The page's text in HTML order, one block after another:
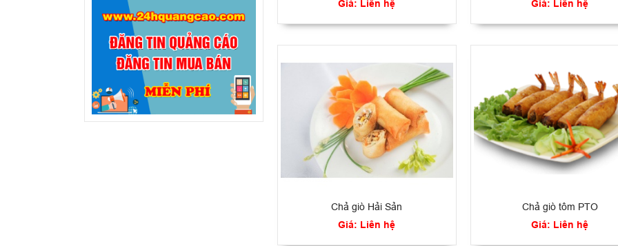
Giá: Liên hệ
Giá: Liên hệ
Chả giò Hải Sản
Giá: Liên hệ
Chả giò tôm PTO
Giá: Liên hệ